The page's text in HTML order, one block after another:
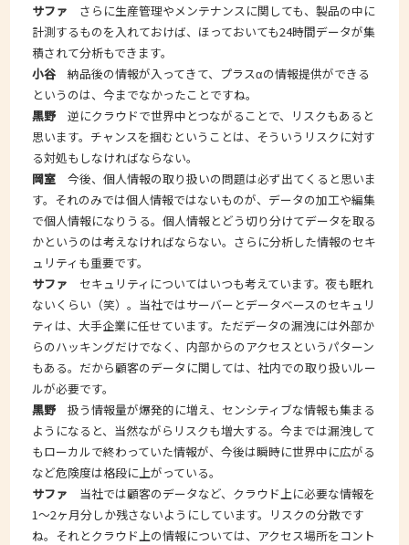
サファ さらに生産管理やメンテナンスに関しても、製品の中に
計測するものを入れておけば、ほっておいても24時間データが集
積されて分析もできます。
小谷納品後の情報が入ってきて、プラスαの情報提供ができる
というのは、今までなかったことですね。
黒野逆にクラウドで世界中とつながることで、リスクもあると
思います。チャンスを掴むということは、そういうリスクに対す
る対処もしなければならない。
岡室今後、個人情報の取り扱いの問題は必ず出てくると思いま
す。それのみでは個人情報ではないものが、データの加工や編集
で個人情報になりうる。個人情報とどう切り分けてデータを取る
かというのは考えなければならない。さらに分析した情報のセキ
ュリティも重要です。
サファ セキュリティについてはいつも考えています。夜も眠れ
ないくらい（笑）。当社ではサーバーとデータベースのセキュリ
ティは、大手企業に任せています。ただデータの漏洩には外部か
らのハッキングだけでなく、内部からのアクセスというパターン
もある。だから顧客のデータに関しては、社内での取り扱いルー
ルが必要です。
黒野扱う情報量が爆発的に増え、センシティブな情報も集まる
ようになると、当然ながらリスクも増大する。今までは漏洩して
もローカルで終わっていた情報が、今後は瞬時に世界中に広がる
など危険度は格段に上がっている。
サファ 当社では顧客のデータなど、クラウド上に必要な情報を
1～2ヶ月分しか残さないようにしています。リスクの分散です
ね。それとクラウド上の情報については、アクセス場所をコント